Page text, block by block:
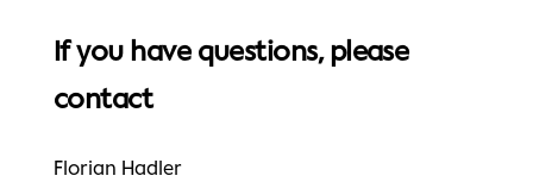
If you have questions, please
contact
Florian Hadler